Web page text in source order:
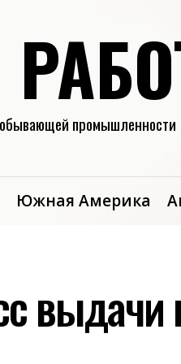
промышленности
Южная Америка
выдачи